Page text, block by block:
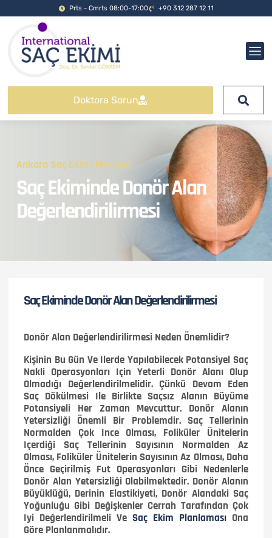
Prts - Cmrts 08:00-17:00 +90 312 287 12 11
Doktora Sorun
Ankara Saç Ekimi Merkezi
Saç Ekiminde Donör Alan
Değerlendirilirmesi
Saç Ekiminde Donör Alan Değerlendirilirmesi
Donör Alan Değerlendirilirmesi Neden Önemlidir?
Kişinin Bu Gün Ve Ilerde Yapılabilecek Potansiyel Saç
Nakli Operasyonları Için Yeterli Donör Alanı Olup
Olmadığı Değerlendirilmelidir. Çünkü Devam Eden
Saç Dökülmesi Ile Birlikte Saçsız Alanın Büyüme
Potansiyeli Her Zaman Mevcuttur. Donör Alanın
Yetersizliği Önemli Bir Problemdir. Saç Tellerinin
Normalden Çok Ince Olması, Foliküler Ünitelerin
Içerdiği Saç Tellerinin Sayısının Normalden Az
Olması, Foliküler Ünitelerin Sayısının Az Olması, Daha
Önce Geçirilmiş Fut Operasyonları Gibi Nedenlerle
Donör Alan Yetersizliği Olabilmektedir. Donör Alanın
Büyüklüğü, Derinin Elastikiyeti, Donör Alandaki Saç
Yoğunluğu Gibi Değişkenler Cerrah Tarafından Çok
Iyi Değerlendirilmeli Ve Saç Ekim Planlaması Ona
Göre Planlanmalıdır.